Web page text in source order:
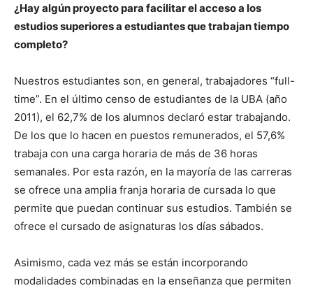
¿Hay algún proyecto para facilitar el acceso a los
estudios superiores a estudiantes que trabajan tiempo
completo?
Nuestros estudiantes son, en general, trabajadores “full-
time”. En el último censo de estudiantes de la UBA (año
2011), el 62,7% de los alumnos declaró estar trabajando.
De los que lo hacen en puestos remunerados, el 57,6%
trabaja con una carga horaria de más de 36 horas
semanales. Por esta razón, en la mayoría de las carreras
se ofrece una amplia franja horaria de cursada lo que
permite que puedan continuar sus estudios. También se
ofrece el cursado de asignaturas los días sábados.
Asimismo, cada vez más se están incorporando
modalidades combinadas en la enseñanza que permiten